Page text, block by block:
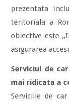
prezentata
teritoriala a
obiective este
asigurarea
Serviciul de
mai ridicata a
Serviciile de